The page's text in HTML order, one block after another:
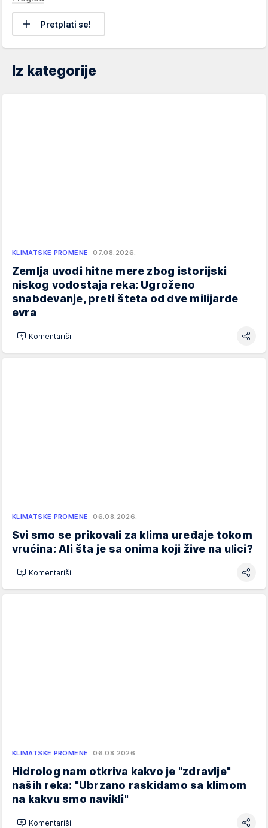
Pretplati se!
Iz kategorije
KLIMATSKE PROMENE 07.08.2026.
Zemlja uvodi hitne mere zbog istorijski
niskog vodostaja reka: Ugroženo
snabdevanje, preti šteta od dve milijarde
evra
Komentariši
KLIMATSKE PROMENE 06.08.2026.
Svi smo se prikovali za klima uređaje tokom
vrućina: Ali šta je sa onima koji žive na ulici?
Komentariši
KLIMATSKE PROMENE 06.08.2026.
Hidrolog nam otkriva kakvo je "zdravlje"
naših reka: "Ubrzano raskidamo sa klimom
na kakvu smo navikli"
Komentariši